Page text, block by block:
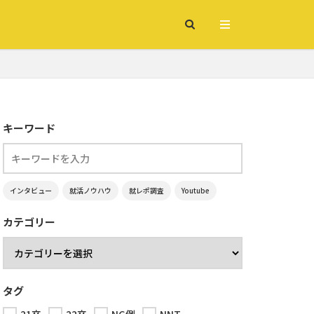
キーワード
インタビュー 就活ノウハウ 就レポ調査 Youtube
カテゴリー
タグ